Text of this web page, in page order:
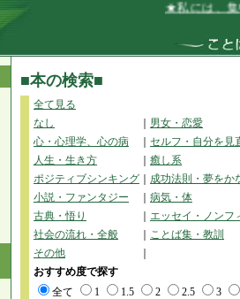
★私には、集
■本の検索■
全て見る
なし
男女・恋愛
心・心理学、心の病
セルフ・自分を見
人生・生き方
癒し系
ポジティブシンキング
成功法則・夢をか
小説・ファンタジー
病気・体
古典・悟り
エッセイ・ノンフ
社会の流れ・全般
ことば集・教訓
その他
おすすめ度で探す
全て
1 1.5 2 2.5 3